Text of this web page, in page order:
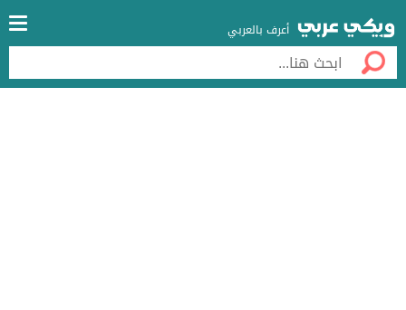
أعرف بالعربي